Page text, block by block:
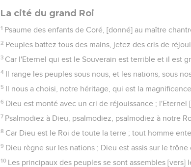
La cité du grand Roi
1 Psaume des enfants de Coré, [donné] au maître
2 Peuples battez tous des mains, jetez des cris de
3 Car l'Eternel qui est le Souverain est terrible et il est
4 Il range les peuples sous nous, et les nations, sous
5 Il nous a choisi, notre héritage, qui est la
6 Dieu est monté avec un cri de réjouissance ; l'Eternel
7 Psalmodiez à Dieu, psalmodiez, psalmodiez à notre
8 Car Dieu est le Roi de toute la terre ; tout homme
9 Dieu règne sur les nations ; Dieu est assis sur le trône
10 Les principaux des peuples se sont assembles